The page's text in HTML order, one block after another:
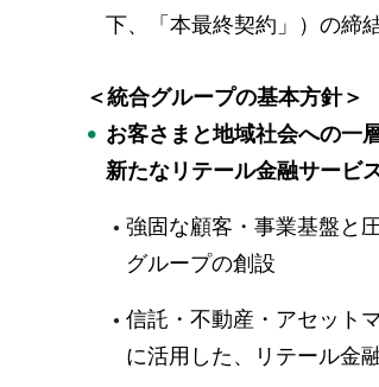
下、「本最終契約」）の締
＜統合グループの基本方針＞
お客さまと地域社会への一
新たなリテール金融サービ
強固な顧客・事業基盤と
グループの創設
信託・不動産・アセット
に活用した、リテール金